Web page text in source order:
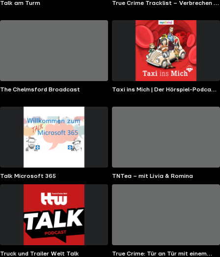
Talk am Turm
True Crime Tracklist – Verbrechen in
The Chelmsford Broadcast
Taxi ins Mich | Der Hörspiel-Podcast
Talk Microsoft 365 TNTea – mit Livia & Romina
Truck und Trailer Welt Talk
True Crime: Tür an Tür mit einem